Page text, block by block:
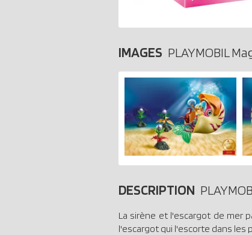
IMAGES PLAYMOBIL
DESCRIPTION
La sirène et l'escargot de mer
l'escargot qui l'escorte dans les